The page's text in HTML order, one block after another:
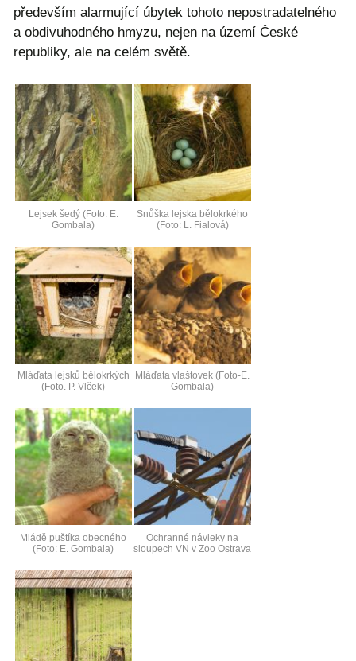
především alarmující úbytek tohoto nepostradatelného
a obdivuhodného hmyzu, nejen na území České
republiky, ale na celém světě.
Lejsek šedý (Foto: E.
Gombala)
Snůška lejska bělokrkého
(Foto: L. Fialová)
Mláďata lejsků bělokrkých
(Foto. P. Vlček)
Mláďata vlaštovek (Foto-E.
Gombala)
Mládě puštíka obecného
(Foto: E. Gombala)
Ochranné návleky na
sloupech VN v Zoo Ostrava